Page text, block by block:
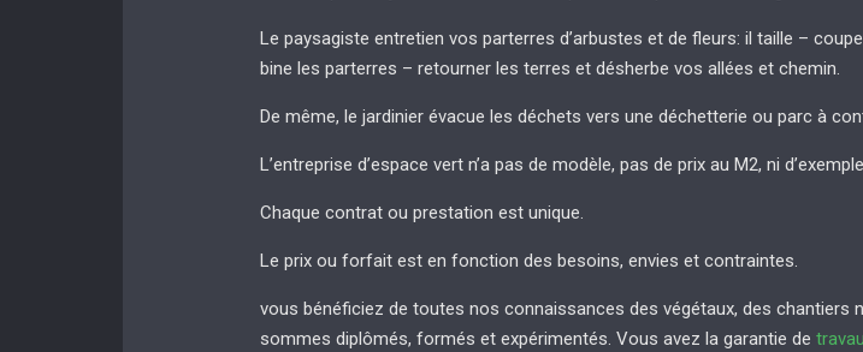
Le paysagiste entretien vos parterres d’arbustes et de fleurs: il taille –
bine les parterres – retourner les terres et désherbe vos allées et chemin.
De même, le jardinier évacue les déchets vers une déchetterie ou parc à
L’entreprise d’espace vert n’a pas de modèle, pas de prix au M2, ni
Chaque contrat ou prestation est unique.
Le prix ou forfait est en fonction des besoins, envies et contraintes.
vous bénéficiez de toutes nos connaissances des végétaux, des chantiers
sommes diplômés, formés et expérimentés. Vous avez la garantie de